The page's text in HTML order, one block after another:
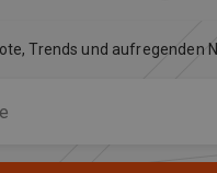
Trends und aufregenden